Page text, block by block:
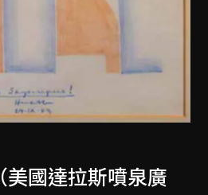
美國達拉斯噴泉廣